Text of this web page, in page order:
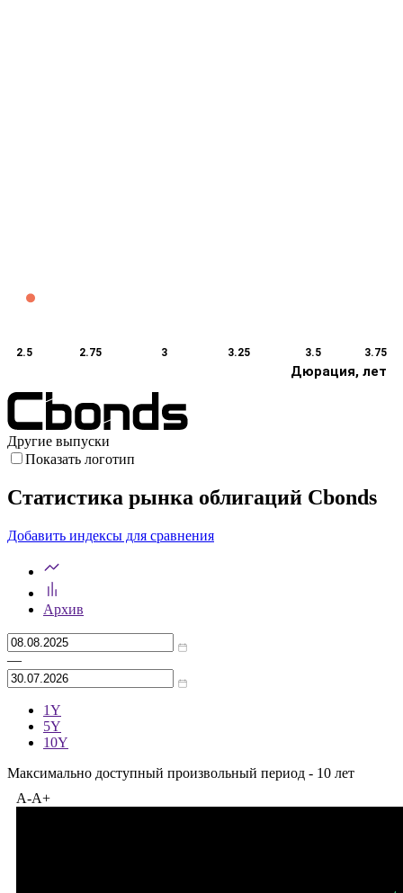
Дюрация, лет
2.5 2.75 3 3.25 3.5 3.75
Другие выпуски
Показать логотип
Статистика рынка облигаций Cbonds
Добавить индексы для сравнения
Архив
—
1Y
5Y
10Y
Максимально доступный произвольный период - 10 лет